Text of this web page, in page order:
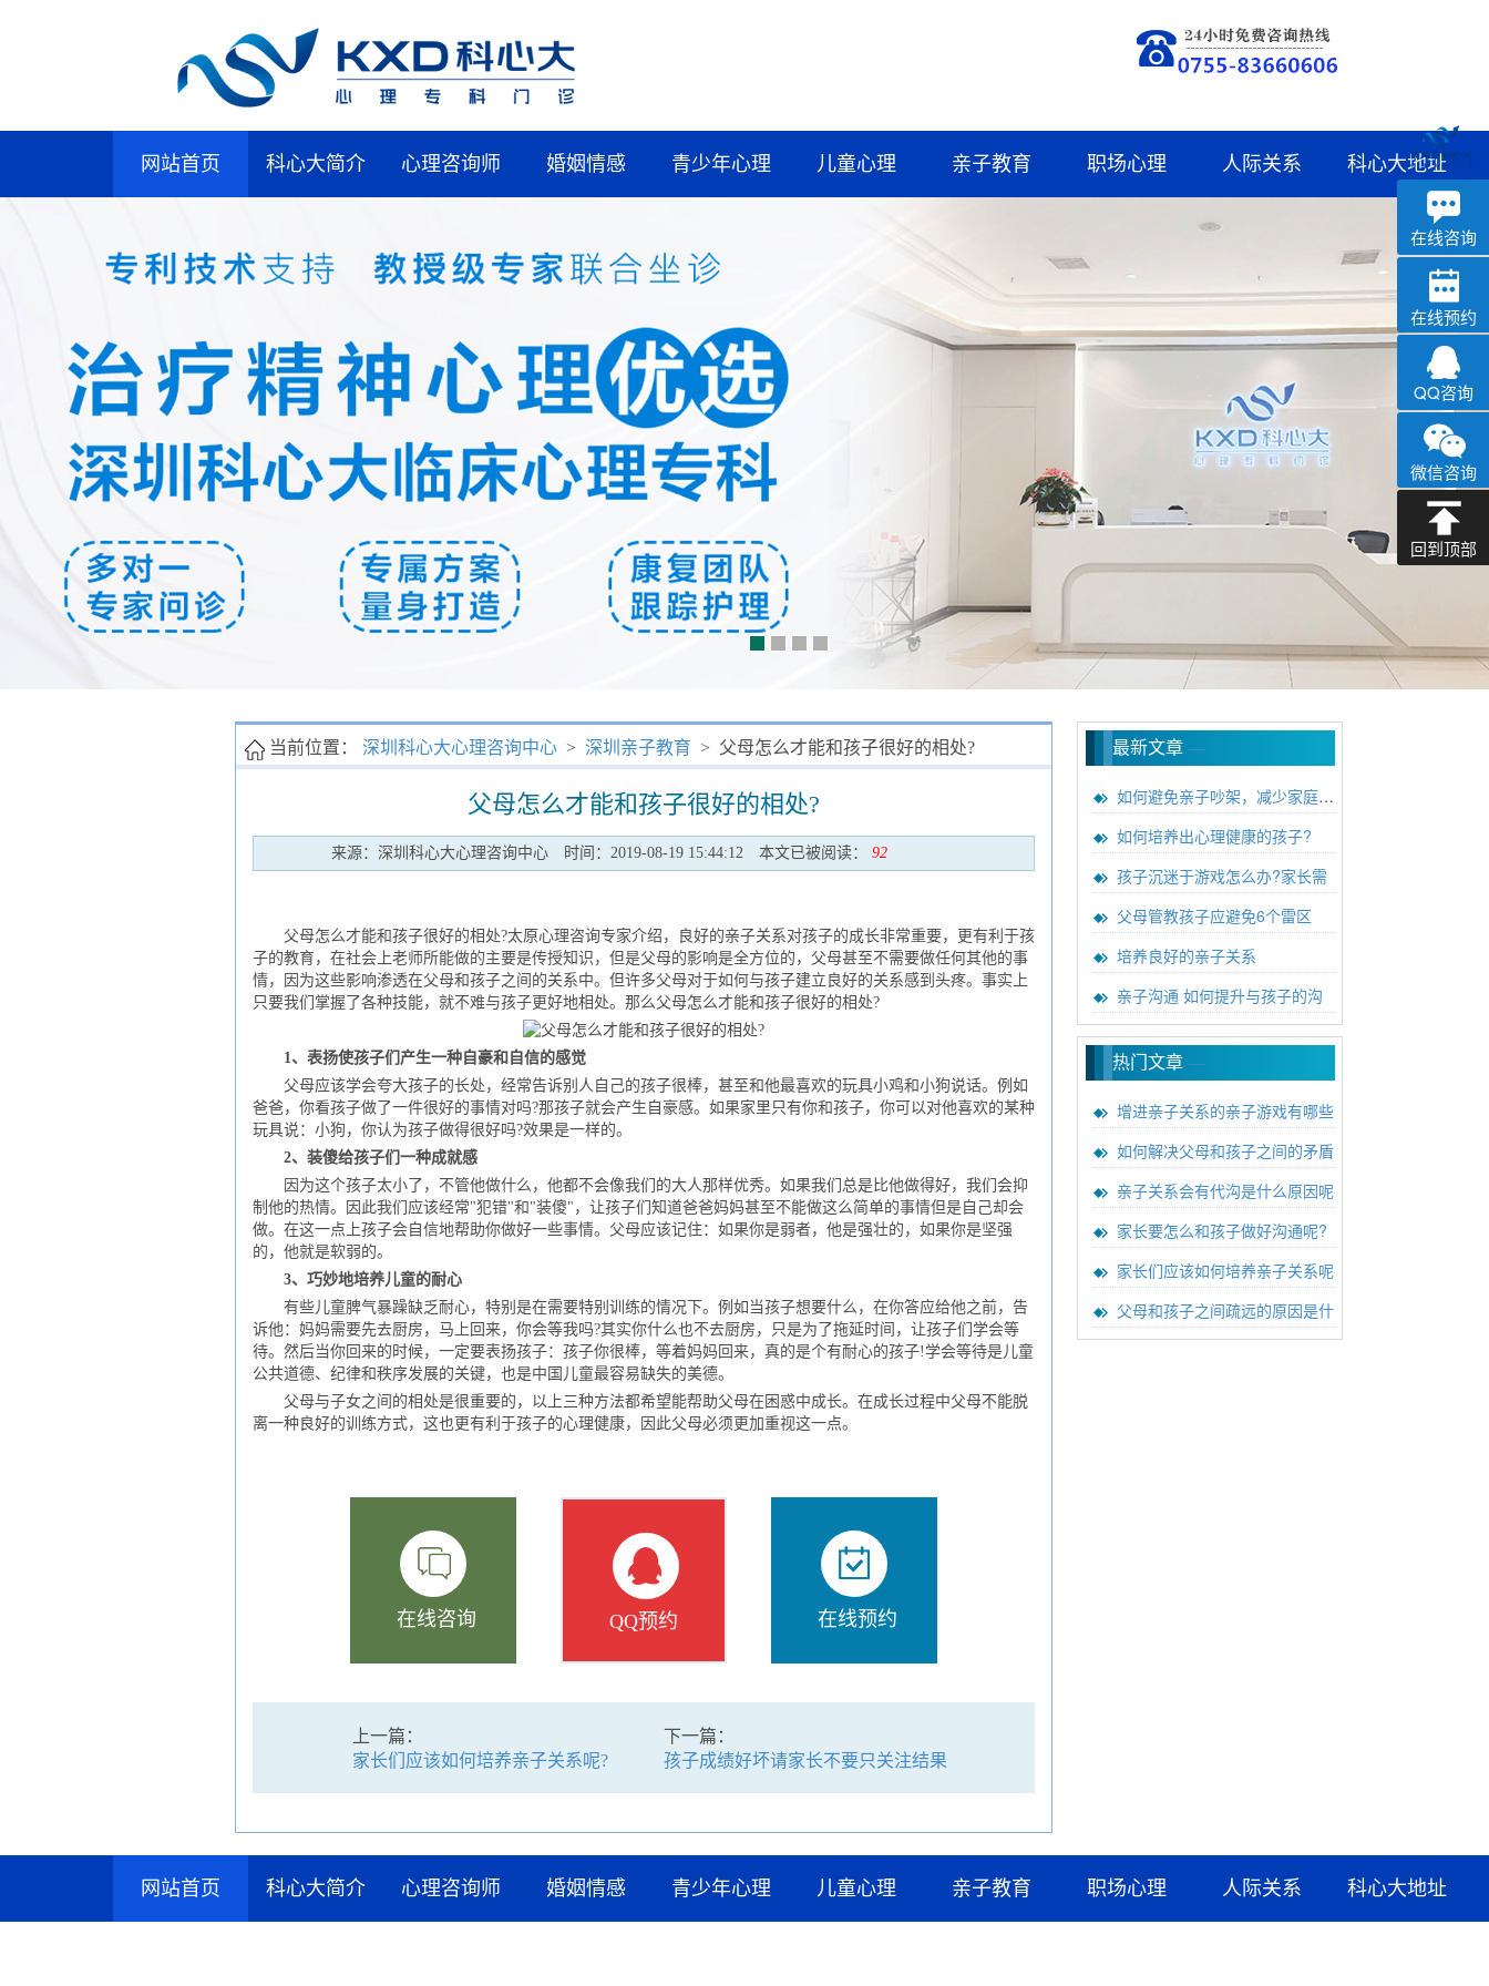
网站首页 科心大简介 心理咨询师 婚姻情感 青少年心理 儿童心理 亲子教育 职场心理 人际关系 科心大地址
当前位置： 深圳科心大心理咨询中心 > 深圳亲子教育 > 父母怎么才能和孩子很好的相处?
父母怎么才能和孩子很好的相处?
来源：深圳科心大心理咨询中心 时间：2019-08-19 15:44:12 本文已被阅读： 92
父母怎么才能和孩子很好的相处?太原心理咨询专家介绍，良好的亲子关系对孩子的成长非常重要，更有利于孩
子的教育，在社会上老师所能做的主要是传授知识，但是父母的影响是全方位的，父母甚至不需要做任何其他的事
情，因为这些影响渗透在父母和孩子之间的关系中。但许多父母对于如何与孩子建立良好的关系感到头疼。事实上
只要我们掌握了各种技能，就不难与孩子更好地相处。那么父母怎么才能和孩子很好的相处?
1、表扬使孩子们产生一种自豪和自信的感觉
父母应该学会夸大孩子的长处，经常告诉别人自己的孩子很棒，甚至和他最喜欢的玩具小鸡和小狗说话。例如
爸爸，你看孩子做了一件很好的事情对吗?那孩子就会产生自豪感。如果家里只有你和孩子，你可以对他喜欢的某种
玩具说：小狗，你认为孩子做得很好吗?效果是一样的。
2、装傻给孩子们一种成就感
因为这个孩子太小了，不管他做什么，他都不会像我们的大人那样优秀。如果我们总是比他做得好，我们会抑
制他的热情。因此我们应该经常"犯错"和"装傻"，让孩子们知道爸爸妈妈甚至不能做这么简单的事情但是自己却会
做。在这一点上孩子会自信地帮助你做好一些事情。父母应该记住：如果你是弱者，他是强壮的，如果你是坚强
的，他就是软弱的。
3、巧妙地培养儿童的耐心
有些儿童脾气暴躁缺乏耐心，特别是在需要特别训练的情况下。例如当孩子想要什么，在你答应给他之前，告
诉他：妈妈需要先去厨房，马上回来，你会等我吗?其实你什么也不去厨房，只是为了拖延时间，让孩子们学会等
待。然后当你回来的时候，一定要表扬孩子：孩子你很棒，等着妈妈回来，真的是个有耐心的孩子!学会等待是儿童
公共道德、纪律和秩序发展的关键，也是中国儿童最容易缺失的美德。
父母与子女之间的相处是很重要的，以上三种方法都希望能帮助父母在困惑中成长。在成长过程中父母不能脱
离一种良好的训练方式，这也更有利于孩子的心理健康，因此父母必须更加重视这一点。
在线咨询 QQ预约 在线预约
上一篇：
家长们应该如何培养亲子关系呢?
下一篇：
孩子成绩好坏请家长不要只关注结果
最新文章—
如何避免亲子吵架，减少家庭矛盾
如何培养出心理健康的孩子?
孩子沉迷于游戏怎么办?家长需
父母管教孩子应避免6个雷区
培养良好的亲子关系
亲子沟通 如何提升与孩子的沟
热门文章—
增进亲子关系的亲子游戏有哪些
如何解决父母和孩子之间的矛盾
亲子关系会有代沟是什么原因呢
家长要怎么和孩子做好沟通呢?
家长们应该如何培养亲子关系呢
父母和孩子之间疏远的原因是什
网站首页 科心大简介 心理咨询师 婚姻情感 青少年心理 儿童心理 亲子教育 职场心理 人际关系 科心大地址
深科
心理咨询
在线咨询
在线预约
QQ咨询
微信咨询
回到顶部